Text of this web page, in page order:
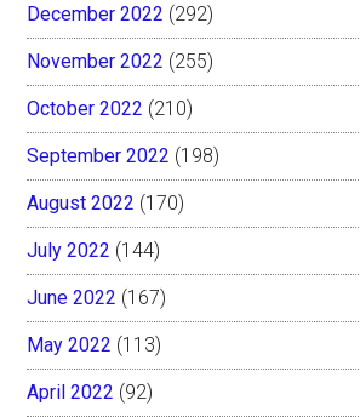
December 2022 (292)
November 2022 (255)
October 2022 (210)
September 2022 (198)
August 2022 (170)
July 2022 (144)
June 2022 (167)
May 2022 (113)
April 2022 (92)